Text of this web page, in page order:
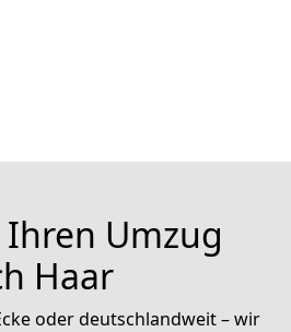
Umzug
Haar
oder deutschlandweit – wir